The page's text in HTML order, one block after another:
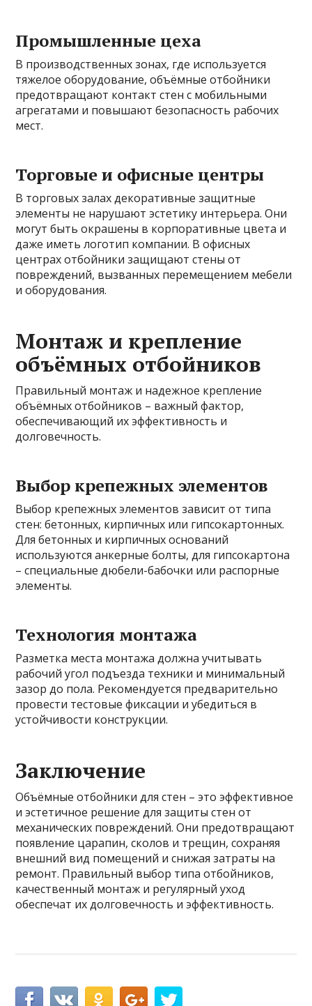
Промышленные цеха
В производственных зонах, где используется
тяжелое оборудование, объёмные отбойники
предотвращают контакт стен с мобильными
агрегатами и повышают безопасность рабочих
мест.
Торговые и офисные центры
В торговых залах декоративные защитные
элементы не нарушают эстетику интерьера. Они
могут быть окрашены в корпоративные цвета и
даже иметь логотип компании. В офисных
центрах отбойники защищают стены от
повреждений, вызванных перемещением мебели
и оборудования.
Монтаж и крепление
объёмных отбойников
Правильный монтаж и надежное крепление
объёмных отбойников – важный фактор,
обеспечивающий их эффективность и
долговечность.
Выбор крепежных элементов
Выбор крепежных элементов зависит от типа
стен: бетонных, кирпичных или гипсокартонных.
Для бетонных и кирпичных оснований
используются анкерные болты, для гипсокартона
– специальные дюбели-бабочки или распорные
элементы.
Технология монтажа
Разметка места монтажа должна учитывать
рабочий угол подъезда техники и минимальный
зазор до пола. Рекомендуется предварительно
провести тестовые фиксации и убедиться в
устойчивости конструкции.
Заключение
Объёмные отбойники для стен – это эффективное
и эстетичное решение для защиты стен от
механических повреждений. Они предотвращают
появление царапин, сколов и трещин, сохраняя
внешний вид помещений и снижая затраты на
ремонт. Правильный выбор типа отбойников,
качественный монтаж и регулярный уход
обеспечат их долговечность и эффективность.